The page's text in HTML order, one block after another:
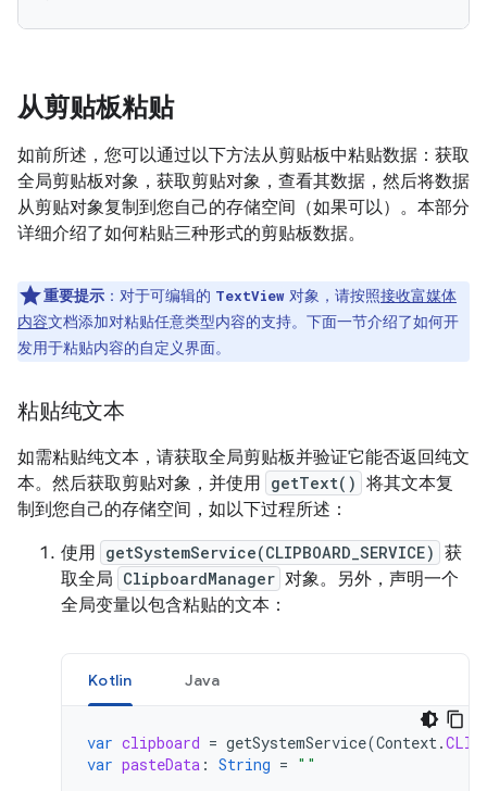
从剪贴板粘贴
如前所述，您可以通过以下方法从剪贴板中粘贴数据：获取
全局剪贴板对象，获取剪贴对象，查看其数据，然后将数据
从剪贴对象复制到您自己的存储空间（如果可以）。本部分
详细介绍了如何粘贴三种形式的剪贴板数据。
重要提示 ：对于可编辑的 TextView 对象，请按照接收富媒体
内容文档添加对粘贴任意类型内容的支持。下面一节介绍了如何开
发用于粘贴内容的自定义界面。
粘贴纯文本
如需粘贴纯文本，请获取全局剪贴板并验证它能否返回纯文
本。然后获取剪贴对象，并使用 getText() 将其文本复
制到您自己的存储空间，如以下过程所述：
使用 getSystemService(CLIPBOARD_SERVICE) 获
取全局 ClipboardManager 对象。另外，声明一个
全局变量以包含粘贴的文本：
Kotlin Java
var clipboard = getSystemService(Context.
var pasteData : String = ""